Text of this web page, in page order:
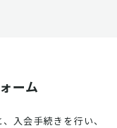
ーム
入会手続きを行い、